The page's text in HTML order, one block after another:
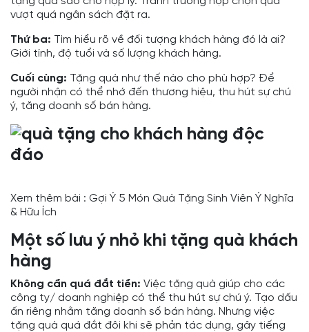
vượt quá ngân sách đặt ra.
Thứ ba: Tìm hiểu rõ về đối tượng khách hàng đó là ai?
Giới tính, độ tuổi và số lượng khách hàng.
Cuối cùng: Tặng quà như thế nào cho phù hợp? Để
người nhận có thể nhớ đến thương hiệu, thu hút sự chú
ý, tăng doanh số bán hàng.
Xem thêm bài : Gợi Ý 5 Món Quà Tặng Sinh Viên Ý Nghĩa
& Hữu Ích
Một số lưu ý nhỏ khi tặng quà khách
hàng
Không cần quá đắt tiền: Việc tặng quà giúp cho các
công ty/ doanh nghiệp có thể thu hút sự chú ý. Tạo dấu
ấn riêng nhằm tăng doanh số bán hàng. Nhưng việc
tặng quà quá đắt đôi khi sẽ phản tác dụng, gây tiếng